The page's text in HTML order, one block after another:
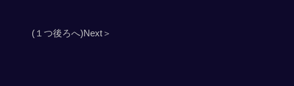
(１つ後ろへ)Next＞